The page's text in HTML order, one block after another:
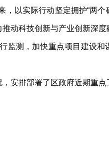
以实际行动坚定拥护“两个
动科技创新与产业创新深
测，加快重点项目建设和
安排部署了区政府近期重点